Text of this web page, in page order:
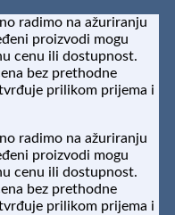
radimo na ažuriranju
proizvodi mogu
cenu ili dostupnost.
bez prethodne
prilikom prijema i
radimo na ažuriranju
proizvodi mogu
cenu ili dostupnost.
bez prethodne
prilikom prijema i